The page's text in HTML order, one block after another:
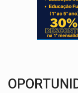
A